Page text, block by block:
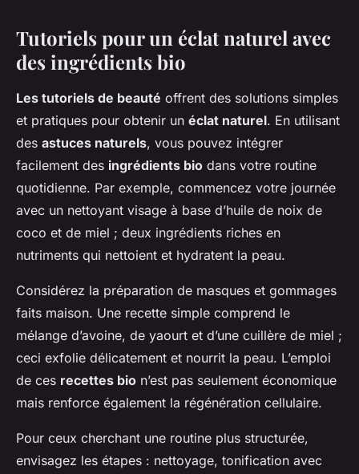
Tutoriels pour un éclat naturel avec
des ingrédients bio
Les tutoriels de beauté offrent des solutions simples
et pratiques pour obtenir un éclat naturel. En utilisant
des astuces naturels, vous pouvez intégrer
facilement des ingrédients bio dans votre routine
quotidienne. Par exemple, commencez votre journée
avec un nettoyant visage à base d’huile de noix de
coco et de miel ; deux ingrédients riches en
nutriments qui nettoient et hydratent la peau.
Considérez la préparation de masques et gommages
faits maison. Une recette simple comprend le
mélange d’avoine, de yaourt et d’une cuillère de miel ;
ceci exfolie délicatement et nourrit la peau. L’emploi
de ces recettes bio n’est pas seulement économique
mais renforce également la régénération cellulaire.
Pour ceux cherchant une routine plus structurée,
envisagez les étapes : nettoyage, tonification avec